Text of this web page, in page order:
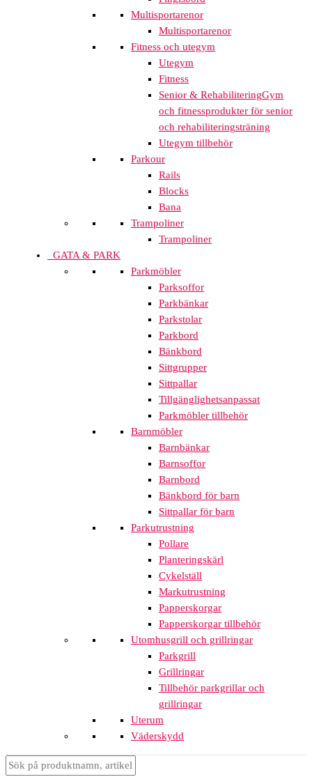
Multisportarenor
Multisportarenor
Fitness och utegym
Utegym
Fitness
Senior & RehabiliteringGym
och fitnessprodukter för senior
och rehabiliteringsträning
Utegym tillbehör
Parkour
Rails
Blocks
Bana
Trampoliner
Trampoliner
GATA & PARK
Parkmöbler
Parksoffor
Parkbänkar
Parkstolar
Parkbord
Bänkbord
Sittgrupper
Sittpallar
Tillgänglighetsanpassat
Parkmöbler tillbehör
Barnmöbler
Barnbänkar
Barnsoffor
Barnbord
Bänkbord för barn
Sittpallar för barn
Parkutrustning
Pollare
Planteringskärl
Cykelställ
Markutrustning
Papperskorgar
Papperskorgar tillbehör
Utomhusgrill och grillringar
Parkgrill
Grillringar
Tillbehör parkgrillar och
grillringar
Uterum
Väderskydd